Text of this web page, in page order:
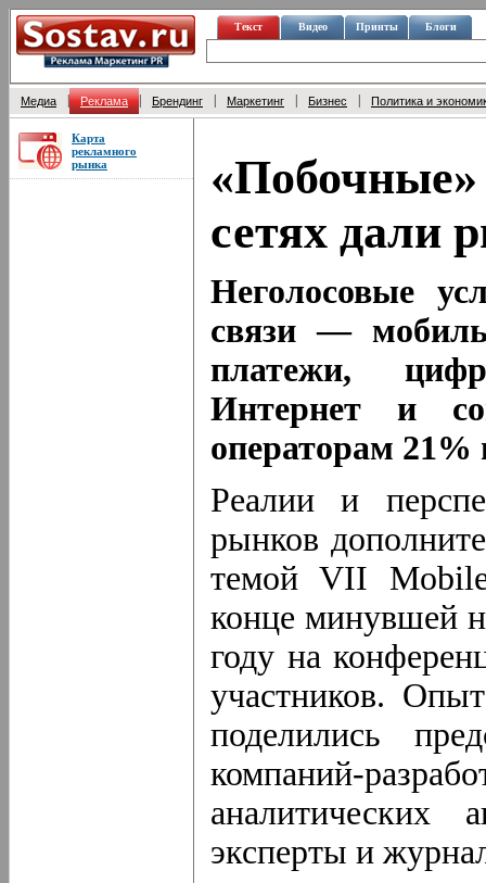
Текст Видео Принты Блоги
Медиа Реклама Брендинг Маркетинг Бизнес Политика и
Карта
рекламного
рынка
сетях дали
Неголосовые
связи —
платежи,
Интернет и
операторам
Реалии и
рынков
темой VII
конце минувшей
году на
участников.
поделились
компаний-
аналитических
эксперты и